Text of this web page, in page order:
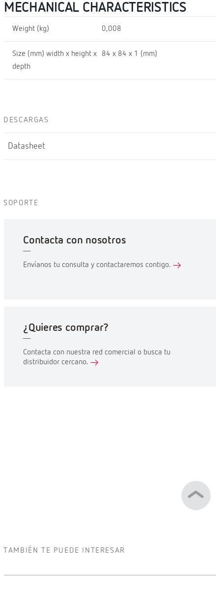
MECHANICAL CHARACTERISTICS
Weight (kg) 0,008
Size (mm) width x height x
depth
84 x 84 x 1 (mm)
DESCARGAS
Datasheet
SOPORTE
Contacta con nosotros
Envíanos tu consulta y contactaremos contigo.
¿Quieres comprar?
Contacta con nuestra red comercial o busca tu
distribuidor cercano.
TAMBIÉN TE PUEDE INTERESAR